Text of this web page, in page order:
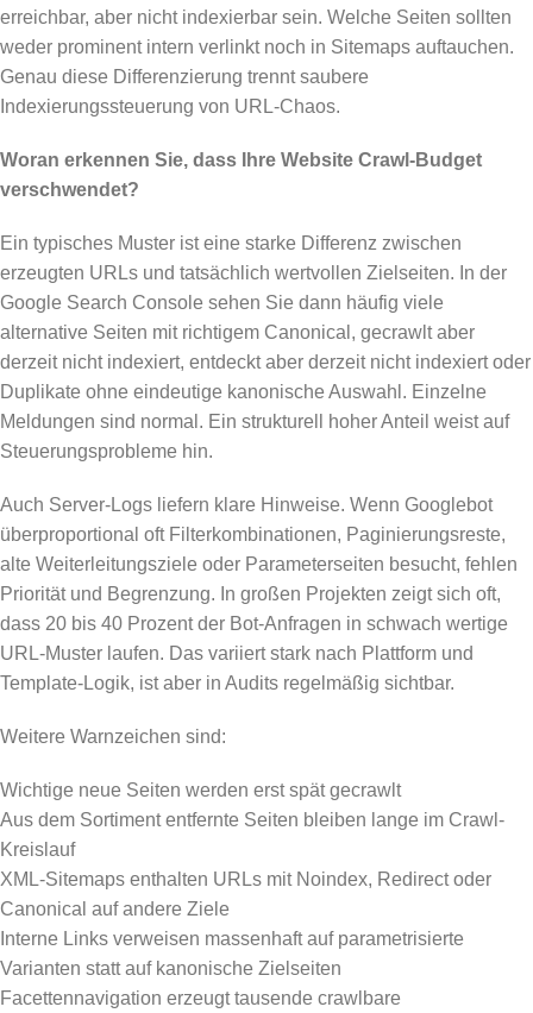
erreichbar, aber nicht indexierbar sein. Welche Seiten sollten
weder prominent intern verlinkt noch in Sitemaps auftauchen.
Genau diese Differenzierung trennt saubere
Indexierungssteuerung von URL-Chaos.
Woran erkennen Sie, dass Ihre Website Crawl-Budget
verschwendet?
Ein typisches Muster ist eine starke Differenz zwischen
erzeugten URLs und tatsächlich wertvollen Zielseiten. In der
Google Search Console sehen Sie dann häufig viele
alternative Seiten mit richtigem Canonical, gecrawlt aber
derzeit nicht indexiert, entdeckt aber derzeit nicht indexiert oder
Duplikate ohne eindeutige kanonische Auswahl. Einzelne
Meldungen sind normal. Ein strukturell hoher Anteil weist auf
Steuerungsprobleme hin.
Auch Server-Logs liefern klare Hinweise. Wenn Googlebot
überproportional oft Filterkombinationen, Paginierungsreste,
alte Weiterleitungsziele oder Parameterseiten besucht, fehlen
Priorität und Begrenzung. In großen Projekten zeigt sich oft,
dass 20 bis 40 Prozent der Bot-Anfragen in schwach wertige
URL-Muster laufen. Das variiert stark nach Plattform und
Template-Logik, ist aber in Audits regelmäßig sichtbar.
Weitere Warnzeichen sind:
Wichtige neue Seiten werden erst spät gecrawlt
Aus dem Sortiment entfernte Seiten bleiben lange im Crawl-
Kreislauf
XML-Sitemaps enthalten URLs mit Noindex, Redirect oder
Canonical auf andere Ziele
Interne Links verweisen massenhaft auf parametrisierte
Varianten statt auf kanonische Zielseiten
Facettennavigation erzeugt tausende crawlbare